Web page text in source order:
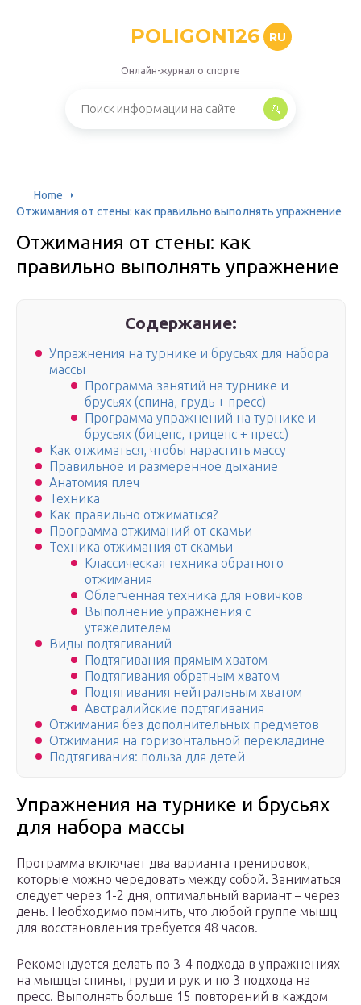
POLIGON126 RU
Онлайн-журнал о спорте
Home
Отжимания от стены: как правильно выполнять упражнение
Отжимания от стены: как
правильно выполнять упражнение
Содержание:
Упражнения на турнике и брусьях для набора
массы
Программа занятий на турнике и
брусьях (спина, грудь + пресс)
Программа упражнений на турнике и
брусьях (бицепс, трицепс + пресс)
Как отжиматься, чтобы нарастить массу
Правильное и размеренное дыхание
Анатомия плеч
Техника
Как правильно отжиматься?
Программа отжиманий от скамьи
Техника отжимания от скамьи
Классическая техника обратного
отжимания
Облегченная техника для новичков
Выполнение упражнения с
утяжелителем
Виды подтягиваний
Подтягивания прямым хватом
Подтягивания обратным хватом
Подтягивания нейтральным хватом
Австралийские подтягивания
Отжимания без дополнительных предметов
Отжимания на горизонтальной перекладине
Подтягивания: польза для детей
Упражнения на турнике и брусьях
для набора массы
Программа включает два варианта тренировок,
которые можно чередовать между собой. Заниматься
следует через 1-2 дня, оптимальный вариант – через
день. Необходимо помнить, что любой группе мышц
для восстановления требуется 48 часов.
Рекомендуется делать по 3-4 подхода в упражнениях
на мышцы спины, груди и рук и по 3 подхода на
пресс. Выполнять больше 15 повторений в каждом